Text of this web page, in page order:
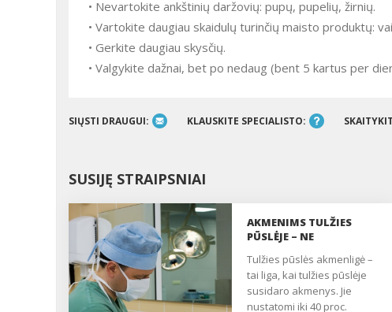
• Nevartokite ankštinių daržovių: pupų, pupelių, žirnių.
• Vartokite daugiau skaidulų turinčių maisto produktų:
• Gerkite daugiau skysčių.
• Valgykite dažnai, bet po nedaug (bent 5 kartus per
SIŲSTI DRAUGUI: KLAUSKITE SPECIALISTO:
SUSIJĘ STRAIPSNIAI
AKMENIMS TULŽIES
PŪSLĖJE – NE
Tulžies pūslės akmenligė –
tai liga, kai tulžies pūslėje
susidaro akmenys. Jie
nustatomi iki 40 proc.